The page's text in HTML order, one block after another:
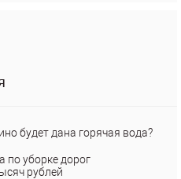
будет дана горячая вода?
по уборке дорог
рублей